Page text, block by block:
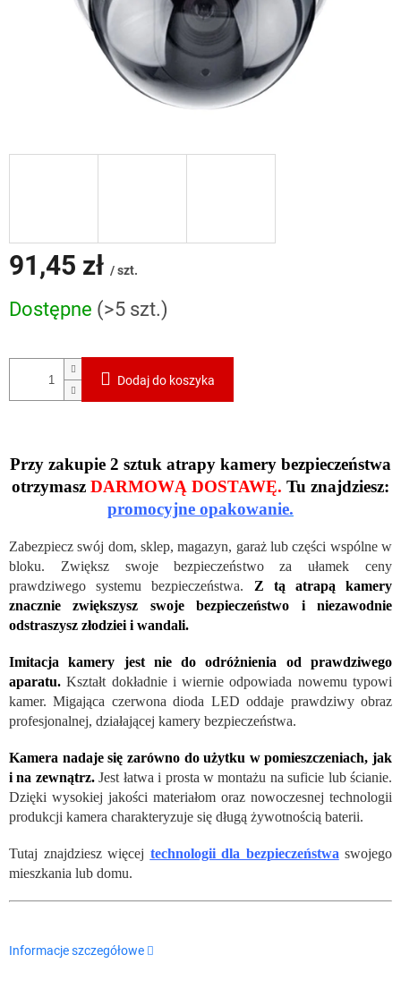
91,45 zł / szt.
jednostkowa:
Dostępne (>5 szt.)
Dodaj do koszyka
Przy zakupie 2 sztuk atrapy kamery bezpieczeństwa
otrzymasz DARMOWĄ DOSTAWĘ. Tu znajdziesz:
promocyjne opakowanie.
Zabezpiecz swój dom, sklep, magazyn, garaż lub części wspólne w
bloku. Zwiększ swoje bezpieczeństwo za ułamek ceny
prawdziwego systemu bezpieczeństwa.
Z tą atrapą kamery
znacznie zwiększysz swoje bezpieczeństwo i niezawodnie
odstraszysz złodziei i wandali.
Imitacja kamery jest nie do odróżnienia od prawdziwego
aparatu. Kształt dokładnie i wiernie odpowiada nowemu typowi
kamer. Migająca czerwona dioda LED oddaje prawdziwy obraz
profesjonalnej, działającej kamery bezpieczeństwa.
Kamera nadaje się zarówno do użytku w pomieszczeniach, jak
i na zewnątrz. Jest łatwa i prosta w montażu na suficie lub ścianie.
Dzięki wysokiej jakości materiałom oraz nowoczesnej technologii
produkcji kamera charakteryzuje się długą żywotnością baterii.
Tutaj znajdziesz więcej technologii dla bezpieczeństwa swojego
mieszkania lub domu.
Informacje szczegółowe